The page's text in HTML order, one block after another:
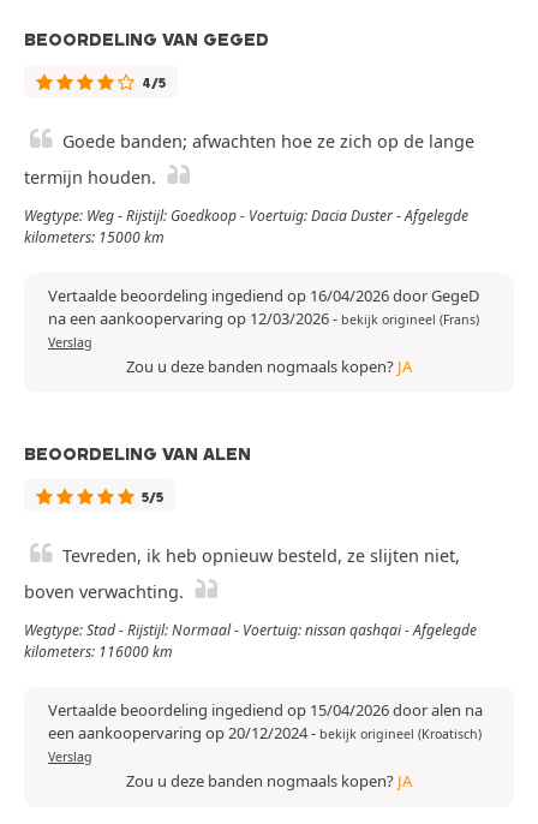
BEOORDELING VAN GEGED
4/5
Goede banden; afwachten hoe ze zich op de lange
termijn houden.
Wegtype: Weg - Rijstijl: Goedkoop - Voertuig: Dacia Duster - Afgelegde
kilometers: 15000 km
Vertaalde beoordeling ingediend op 16/04/2026 door GegeD
na een aankoopervaring op 12/03/2026- bekijk origineel (Frans)
Verslag
Zou u deze banden nogmaals kopen? JA
BEOORDELING VAN ALEN
5/5
Tevreden, ik heb opnieuw besteld, ze slijten niet,
boven verwachting.
Wegtype: Stad - Rijstijl: Normaal - Voertuig: nissan qashqai - Afgelegde
kilometers: 116000 km
Vertaalde beoordeling ingediend op 15/04/2026 door alen na
een aankoopervaring op 20/12/2024- bekijk origineel (Kroatisch)
Verslag
Zou u deze banden nogmaals kopen? JA